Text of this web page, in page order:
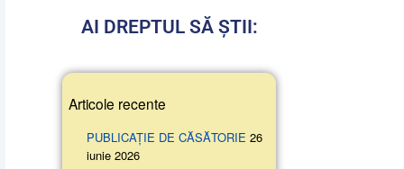
AI DREPTUL SĂ ȘTII:
Articole recente
PUBLICAȚIE DE CĂSĂTORIE 26
iunie 2026